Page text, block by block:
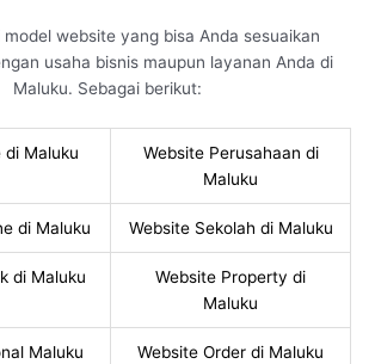
model website yang bisa Anda sesuaikan
usaha bisnis maupun layanan Anda di
Maluku. Sebagai berikut:
di Maluku
Website Perusahaan di
Maluku
di Maluku Website Sekolah di Maluku
di Maluku
Website Property di
Maluku
Maluku Website Order di Maluku